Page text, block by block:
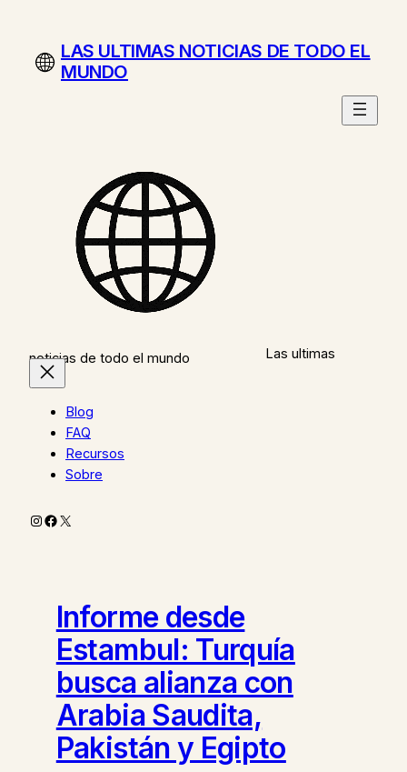
contenidoLAS ULTIMAS NOTICIAS DE TODO EL
MUNDO
Las ultimas
noticias de todo el mundo
Blog
FAQ
Recursos
Sobre
Instagram
Facebook
X
Informe desde
Estambul: Turquía
busca alianza con
Arabia Saudita,
Pakistán y Egipto